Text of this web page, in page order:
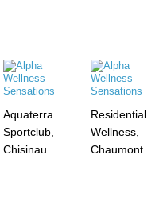
Aquaterra
Sportclub,
Chisinau
Residential
Wellness,
Chaumont